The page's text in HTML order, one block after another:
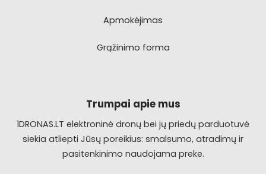
Apmokėjimas
Grąžinimo forma
Trumpai apie mus
1DRONAS.LT elektroninė dronų bei jų priedų parduotuvė
siekia atliepti Jūsų poreikius: smalsumo, atradimų ir
pasitenkinimo naudojama preke.